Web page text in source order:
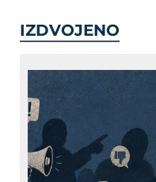
IZDVOJENO